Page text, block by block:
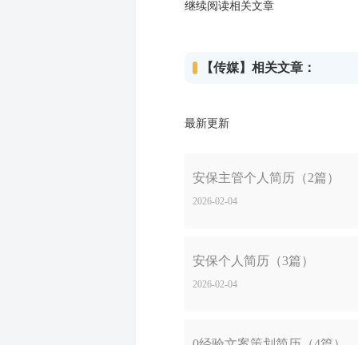
继续阅读相关文章
【传媒】相关文章：
最新更新
安保主管个人简历（2篇）
2026-02-04
安保个人简历（3篇）
2026-02-04